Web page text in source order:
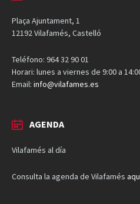
Plaça Ajuntament, 1
12192 Vilafamés, Castelló
Teléfono: 964 32 90 01
Horari: lunes a viernes de 9:00 a
Email: info@vilafames.es
AGENDA
Vilafamés al día
Consulta la agenda de Vilafamés